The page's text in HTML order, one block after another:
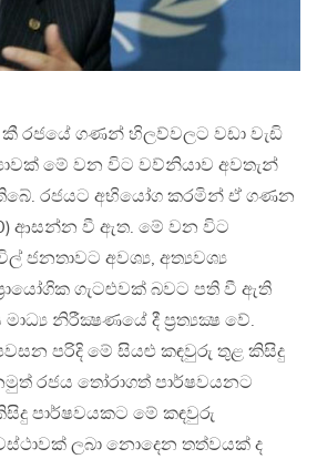
රජයේ ගණන් හිලව්වලට වඩා වැඩි
මේ වන විට වව්නියාව අවතැන්
රජයට අභියෝග කරමින් ඒ ගණන
ආසන්න වී ඇත. මේ වන විට
ජනතාවට අවශ්‍ය, අත්‍යවශ්‍ය
ගැටළුවක් බවට පති වී ඇති
නිරීක්‍ෂණයේ දී ප්‍රත්‍යක්‍ෂ වේ.
පරිදි මේ සියළු කඳවුරු තුළ කිසිදු
රජය තෝරාගත් පාර්ෂවයනට
පාර්ෂවයකට මේ කඳවුරු
ලබා නොදෙන තත්වයක් ද